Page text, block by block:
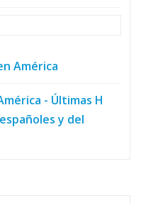
América
- Últimas H
y del